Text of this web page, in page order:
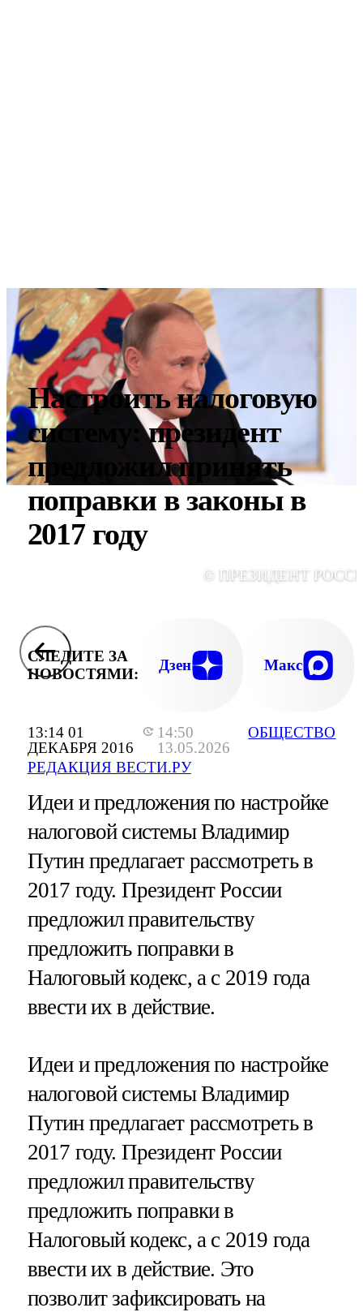
13:14 01
ДЕКАБРЯ 2016
14:50
13.05.2026
РЕДАКЦИЯ ВЕСТИ.РУ
ОБЩЕСТВО
Настроить налоговую
систему: президент
предложил принять
поправки в законы в
2017 году
© ПРЕЗИДЕНТ
СЛЕДИТЕ ЗА
НОВОСТЯМИ:
Дзен Макс
Идеи и предложения по настройке
налоговой системы Владимир
Путин предлагает рассмотреть в
2017 году. Президент России
предложил правительству
предложить поправки в
Налоговый кодекс, а с 2019 года
ввести их в действие.
Идеи и предложения по настройке
налоговой системы Владимир
Путин предлагает рассмотреть в
2017 году. Президент России
предложил правительству
предложить поправки в
Налоговый кодекс, а с 2019 года
ввести их в действие. Это
позволит зафиксировать на